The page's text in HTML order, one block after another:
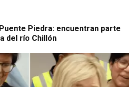
Piedra: encuentran parte
del río Chillón